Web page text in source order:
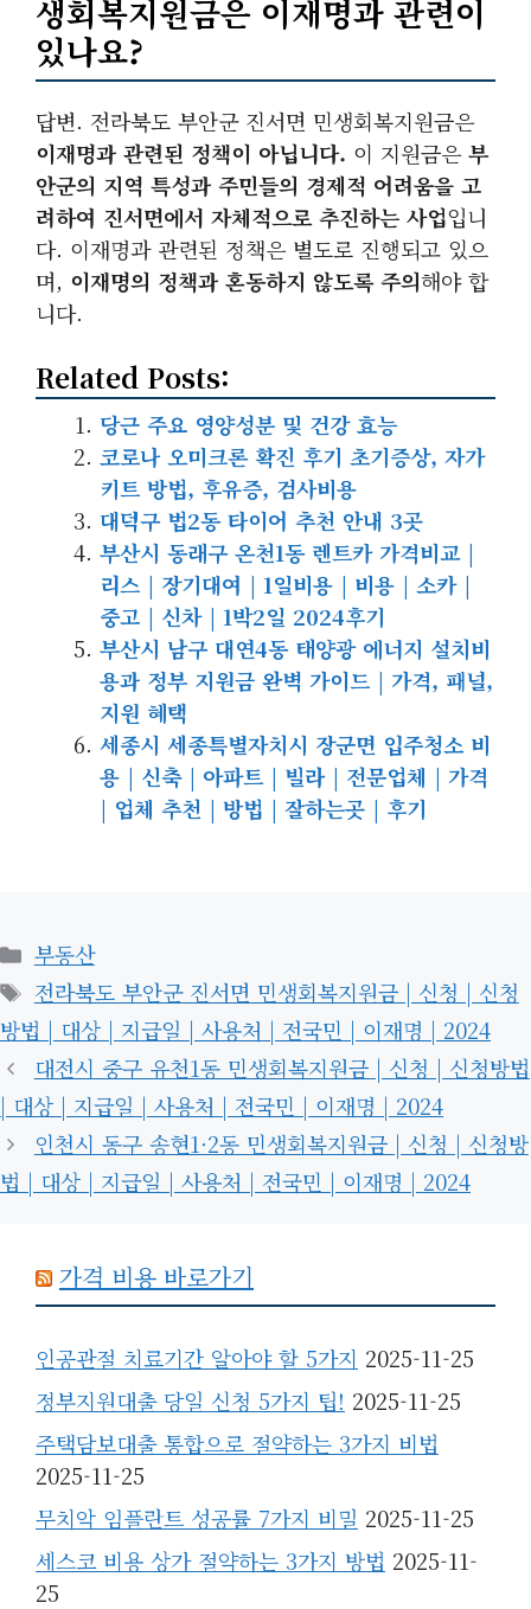
생회복지원금은 이재명과 관련이
있나요?
답변. 전라북도 부안군 진서면 민생회복지원금은
이재명과 관련된 정책이 아닙니다. 이 지원금은부
안군의 지역 특성과 주민들의 경제적 어려움을 고
려하여 진서면에서 자체적으로 추진하는 사업입니
다. 이재명과 관련된 정책은 별도로 진행되고 있으
며, 이재명의 정책과 혼동하지 않도록 주의해야 합
니다.
Related Posts:
당근 주요 영양성분 및 건강 효능
코로나 오미크론 확진 후기 초기증상, 자가
키트 방법, 후유증, 검사비용
대덕구 법2동 타이어 추천 안내 3곳
부산시 동래구 온천1동 렌트카 가격비교 |
리스 | 장기대여 | 1일비용 | 비용 | 소카 |
중고 | 신차 | 1박2일 2024후기
부산시 남구 대연4동 태양광 에너지 설치비
용과 정부 지원금 완벽 가이드 | 가격, 패널,
지원 혜택
세종시 세종특별자치시 장군면 입주청소 비
용 | 신축 | 아파트 | 빌라 | 전문업체 | 가격
| 업체 추천 | 방법 | 잘하는곳 | 후기
카
테
고
리
부동산
태
그
전라북도 부안군 진서면 민생회복지원금 | 신청 | 신청
방법 | 대상 | 지급일 | 사용처 | 전국민 | 이재명 | 2024
대전시 중구 유천1동 민생회복지원금 | 신청 | 신청방법
| 대상 | 지급일 | 사용처 | 전국민 | 이재명 | 2024
인천시 동구 송현1·2동 민생회복지원금 | 신청 | 신청방
법 | 대상 | 지급일 | 사용처 | 전국민 | 이재명 | 2024
가격 비용 바로가기
인공관절 치료기간 알아야 할 5가지 2025-11-25
정부지원대출 당일 신청 5가지 팁! 2025-11-25
주택담보대출 통합으로 절약하는 3가지 비법
2025-11-25
무치악 임플란트 성공률 7가지 비밀 2025-11-25
세스코 비용 상가 절약하는 3가지 방법 2025-11-
25